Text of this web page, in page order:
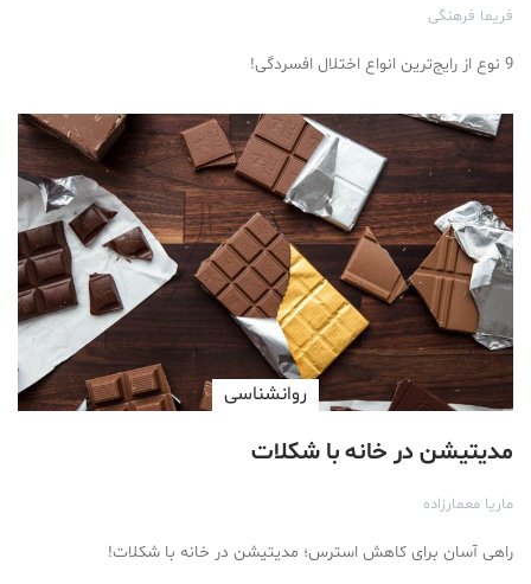
فریما فرهنگی
9 نوع از رایج‌ترین انواع اختلال افسردگی!
روانشناسی
مدیتیشن در خانه با شکلات
ماریا معمارزاده
راهی آسان برای کاهش استرس؛ مدیتیشن در خانه با شکلات!